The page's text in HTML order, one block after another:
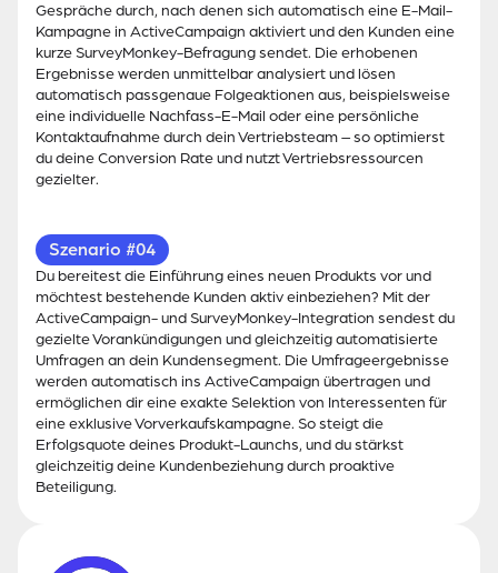
Gespräche durch, nach denen sich automatisch eine E-Mail-
Kampagne in ActiveCampaign aktiviert und den Kunden eine
kurze SurveyMonkey-Befragung sendet. Die erhobenen
Ergebnisse werden unmittelbar analysiert und lösen
automatisch passgenaue Folgeaktionen aus, beispielsweise
eine individuelle Nachfass-E-Mail oder eine persönliche
Kontaktaufnahme durch dein Vertriebsteam – so optimierst
du deine Conversion Rate und nutzt Vertriebsressourcen
gezielter.
Szenario #04
Du bereitest die Einführung eines neuen Produkts vor und
möchtest bestehende Kunden aktiv einbeziehen? Mit der
ActiveCampaign- und SurveyMonkey-Integration sendest du
gezielte Vorankündigungen und gleichzeitig automatisierte
Umfragen an dein Kundensegment. Die Umfrageergebnisse
werden automatisch ins ActiveCampaign übertragen und
ermöglichen dir eine exakte Selektion von Interessenten für
eine exklusive Vorverkaufskampagne. So steigt die
Erfolgsquote deines Produkt-Launchs, und du stärkst
gleichzeitig deine Kundenbeziehung durch proaktive
Beteiligung.